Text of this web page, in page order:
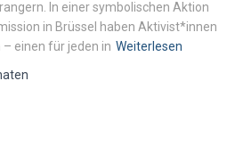
In einer symbolischen Aktion
in Brüssel haben Aktivist*innen
einen für jeden in Weiterlesen